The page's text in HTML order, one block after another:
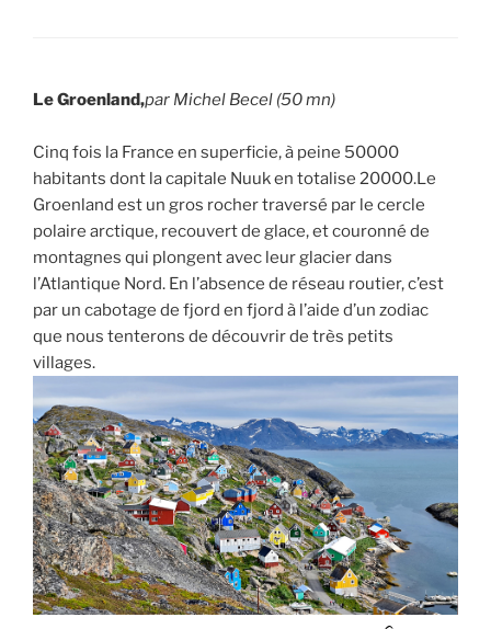
Le Groenland,par Michel Becel (50 mn)
Cinq fois la France en superficie, à peine 50000
habitants dont la capitale Nuuk en totalise 20000.Le
Groenland est un gros rocher traversé par le cercle
polaire arctique, recouvert de glace, et couronné de
montagnes qui plongent avec leur glacier dans
l’Atlantique Nord. En l’absence de réseau routier, c’est
par un cabotage de fjord en fjord à l’aide d’un zodiac
que nous tenterons de découvrir de très petits
villages.